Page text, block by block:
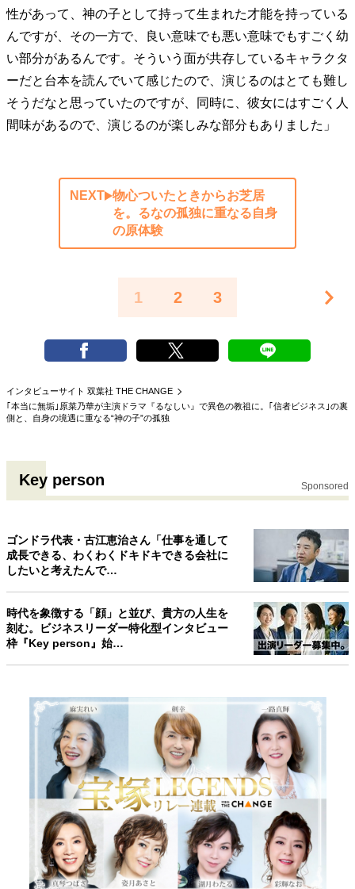
性があって、神の子として持って生まれた才能を持っている
んですが、その一方で、良い意味でも悪い意味でもすごく幼
い部分があるんです。そういう面が共存しているキャラクタ
ーだと台本を読んでいて感じたので、演じるのはとても難し
そうだなと思っていたのですが、同時に、彼女にはすごく人
間味があるので、演じるのが楽しみな部分もありました」
NEXT
物心ついたときからお芝居
を。るなの孤独に重なる自身
の原体験
1 2 3
インタビューサイト 双葉社 THE CHANGE
｢本当に無垢｣原菜乃華が主演ドラマ『るなしい』で異色の教祖に。｢信者ビジネス｣の裏
側と、自身の境遇に重なる“神の子”の孤独
Key person Sponsored
ゴンドラ代表・古江恵治さん「仕事を通して
成長できる、わくわくドキドキできる会社に
したいと考えたんで…
時代を象徴する「顔」と並び、貴方の人生を
刻む。ビジネスリーダー特化型インタビュー
枠『Key person』始…